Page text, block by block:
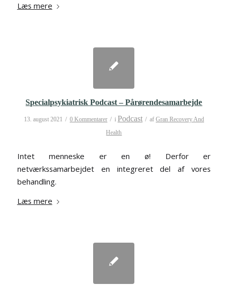
Læs mere
Specialpsykiatrisk Podcast – Pårørendesamarbejde
13. august 2021 / 0 Kommentarer / i Podcast / af Gran Recovery And
Health
Intet menneske er en ø! Derfor er
netværkssamarbejdet en integreret del af vores
behandling.
Læs mere